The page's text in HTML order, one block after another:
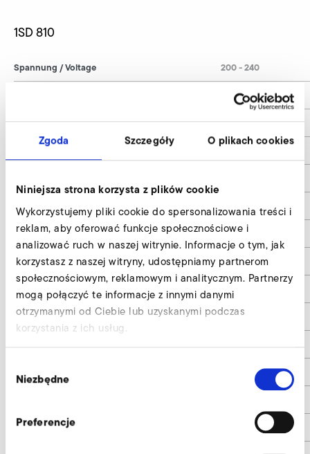
Zgoda Szczegóły O plikach cookies
Niniejsza strona korzysta z plików cookie
Wykorzystujemy pliki cookie do spersonalizowania treści i
reklam, aby oferować funkcje społecznościowe i
analizować ruch w naszej witrynie. Informacje o tym, jak
korzystasz z naszej witryny, udostępniamy partnerom
społecznościowym, reklamowym i analitycznym. Partnerzy
mogą połączyć te informacje z innymi danymi
otrzymanymi od Ciebie lub uzyskanymi podczas
korzystania z ich usług.
zgody
Niezbędne
Preferencje
1SD 810
Spannung / Voltage
Frequenz / Frequency
Kondensator / Capacitor
time Reversing
Umschaltzeit Impuls bzw. neutral / Switch-
over-time impulse or neutral
Gewicht / Weight
l2
d
d2
200 - 240
0,10 / 0,12
50 / 60
8,7
372
104